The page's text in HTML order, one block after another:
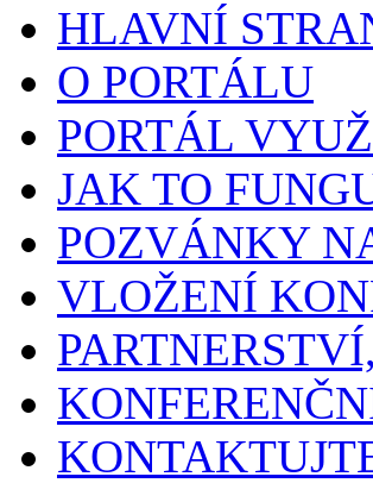
HLAVNÍ
O PORTÁLU
PORTÁL
JAK TO
POZVÁNKY
VLOŽENÍ